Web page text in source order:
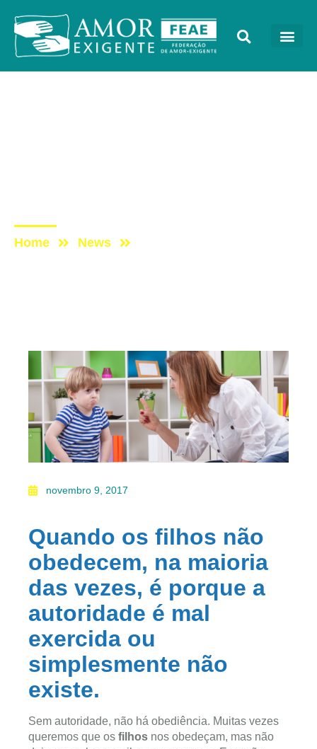
Home News
novembro 9, 2017
Quando os filhos não
obedecem, na maioria
das vezes, é porque a
autoridade é mal
exercida ou
simplesmente não
existe.
Sem autoridade, não há obediência. Muitas vezes
queremos que os filhos nos obedeçam, mas não